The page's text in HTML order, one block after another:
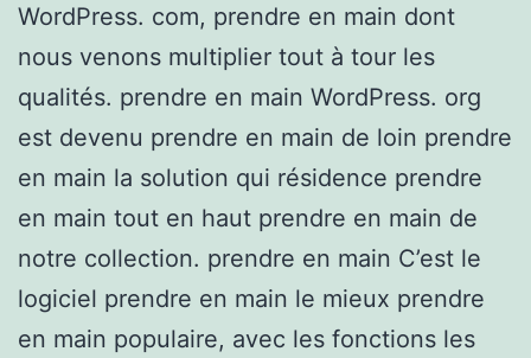
WordPress. com, prendre en main dont
nous venons multiplier tout à tour les
qualités. prendre en main WordPress. org
est devenu prendre en main de loin prendre
en main la solution qui résidence prendre
en main tout en haut prendre en main de
notre collection. prendre en main C’est le
logiciel prendre en main le mieux prendre
en main populaire, avec les fonctions les